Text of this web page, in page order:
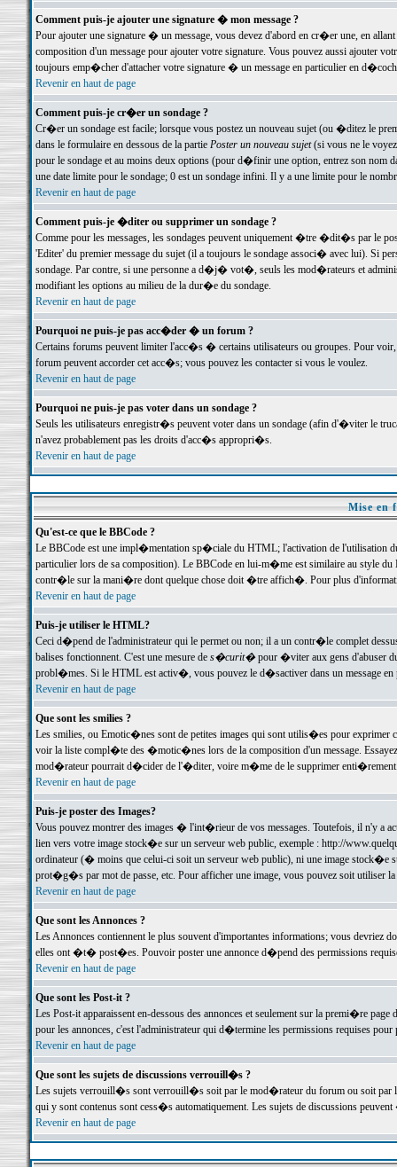
Comment puis-je ajouter une signature � mon message ?
Pour ajouter une signature � un message, vous devez d'abord en cr�er une, en
composition d'un message pour ajouter votre signature. Vous pouvez aussi ajouter
toujours emp�cher d'attacher votre signature � un message en particulier en
Revenir en haut de page
Comment puis-je cr�er un sondage ?
Cr�er un sondage est facile; lorsque vous postez un nouveau sujet (ou �ditez le
dans le formulaire en dessous de la partie Poster un nouveau sujet(si vous ne le voyez
pour le sondage et au moins deux options (pour d�finir une option, entrez son nom
une date limite pour le sondage; 0 est un sondage infini. Il y a une limite pour le
Revenir en haut de page
Comment puis-je �diter ou supprimer un sondage ?
Comme pour les messages, les sondages peuvent uniquement �tre �dit�s par le
'Editer' du premier message du sujet (il a toujours le sondage associ� avec lui). Si
sondage. Par contre, si une personne a d�j� vot�, seuls les mod�rateurs et
modifiant les options au milieu de la dur�e du sondage.
Revenir en haut de page
Pourquoi ne puis-je pas acc�der � un forum ?
Certains forums peuvent limiter l'acc�s � certains utilisateurs ou groupes. Pour
forum peuvent accorder cet acc�s; vous pouvez les contacter si vous le voulez.
Revenir en haut de page
Pourquoi ne puis-je pas voter dans un sondage ?
Seuls les utilisateurs enregistr�s peuvent voter dans un sondage (afin d'�viter le
n'avez probablement pas les droits d'acc�s appropri�s.
Revenir en haut de page
Mise en
Qu'est-ce que le BBCode ?
Le BBCode est une impl�mentation sp�ciale du HTML; l'activation de l'utilisation
particulier lors de sa composition). Le BBCode en lui-m�me est similaire au style
contr�le sur la mani�re dont quelque chose doit �tre affich�. Pour plus
Revenir en haut de page
Puis-je utiliser le HTML?
Ceci d�pend de l'administrateur qui le permet ou non; il a un contr�le complet
balises fonctionnent. C'est une mesure de s�curit�pour �viter aux gens d'abuser
probl�mes. Si le HTML est activ�, vous pouvez le d�sactiver dans un message en
Revenir en haut de page
Que sont les smilies ?
Les smilies, ou Emotic�nes sont de petites images qui sont utilis�es pour exprimer
voir la liste compl�te des �motic�nes lors de la composition d'un message.
mod�rateur pourrait d�cider de l'�diter, voire m�me de le supprimer
Revenir en haut de page
Puis-je poster des Images?
Vous pouvez montrer des images � l'int�rieur de vos messages. Toutefois, il n'y a
lien vers votre image stock�e sur un serveur web public, exemple : http://
ordinateur (� moins que celui-ci soit un serveur web public), ni une image stock�e
prot�g�s par mot de passe, etc. Pour afficher une image, vous pouvez soit
Revenir en haut de page
Que sont les Annonces ?
Les Annonces contiennent le plus souvent d'importantes informations; vous devriez
elles ont �t� post�es. Pouvoir poster une annonce d�pend des permissions
Revenir en haut de page
Que sont les Post-it ?
Les Post-it apparaissent en-dessous des annonces et seulement sur la premi�re
pour les annonces, c'est l'administrateur qui d�termine les permissions requises pour
Revenir en haut de page
Que sont les sujets de discussions verrouill�s ?
Les sujets verrouill�s sont verrouill�s soit par le mod�rateur du forum ou soit par
qui y sont contenus sont cess�s automatiquement. Les sujets de discussions
Revenir en haut de page